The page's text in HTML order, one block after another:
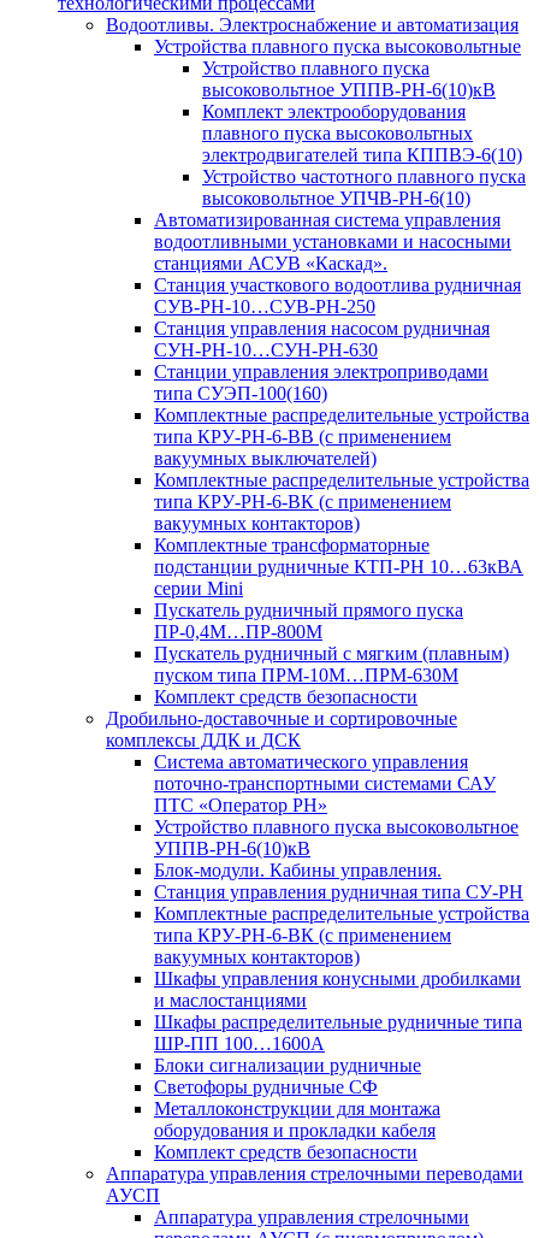
Водоотливы. Электроснабжение и автоматизация
Устройства плавного пуска высоковольтные
Устройство плавного пуска
высоковольтное УППВ-РН-6(10)кВ
Комплект электрооборудования
плавного пуска высоковольтных
электродвигателей типа КППВЭ-6(10)
Устройство частотного плавного пуска
высоковольтное УПЧВ-РН-6(10)
Автоматизированная система управления
водоотливными установками и насосными
станциями АСУВ «Каскад».
Станция участкового водоотлива рудничная
СУВ-РН-10…СУВ-РН-250
Станция управления насосом рудничная
СУН-РН-10…СУН-РН-630
Станции управления электроприводами
типа СУЭП-100(160)
Комплектные распределительные устройства
типа КРУ-РН-6-ВВ (с применением
вакуумных выключателей)
Комплектные распределительные устройства
типа КРУ-РН-6-ВК (с применением
вакуумных контакторов)
Комплектные трансформаторные
подстанции рудничные КТП-РН 10…63кВА
серии Mini
Пускатель рудничный прямого пуска
ПР-0,4М…ПР-800М
Пускатель рудничный с мягким (плавным)
пуском типа ПРМ-10М…ПРМ-630М
Комплект средств безопасности
Дробильно-доставочные и сортировочные
комплексы ДДК и ДСК
Система автоматического управления
поточно-транспортными системами САУ
ПТС «Оператор РН»
Устройство плавного пуска высоковольтное
УППВ-РН-6(10)кВ
Блок-модули. Кабины управления.
Станция управления рудничная типа СУ-РН
Комплектные распределительные устройства
типа КРУ-РН-6-ВК (с применением
вакуумных контакторов)
Шкафы управления конусными дробилками
и маслостанциями
Шкафы распределительные рудничные типа
ШР-ПП 100…1600А
Блоки сигнализации рудничные
Светофоры рудничные СФ
Металлоконструкции для монтажа
оборудования и прокладки кабеля
Комплект средств безопасности
Аппаратура управления стрелочными переводами
АУСП
Аппаратура управления стрелочными